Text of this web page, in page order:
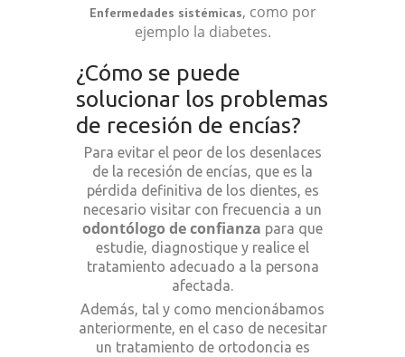
Enfermedades sistémicas, como por
ejemplo la diabetes.
¿Cómo se puede
solucionar los problemas
de recesión de encías?
Para evitar el peor de los desenlaces
de la recesión de encías, que es la
pérdida definitiva de los dientes, es
necesario visitar con frecuencia a un
odontólogo de confianza para que
estudie, diagnostique y realice el
tratamiento adecuado a la persona
afectada.
Además, tal y como mencionábamos
anteriormente, en el caso de necesitar
un tratamiento de ortodoncia es